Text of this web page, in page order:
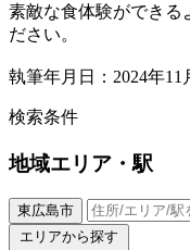
素敵な食体験ができる
ださい。
執筆年月日：2024年11
検索条件
地域エリア・駅
東広島市
エリアから探す